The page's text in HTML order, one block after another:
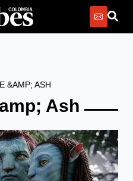
&AMP; ASH
Ash